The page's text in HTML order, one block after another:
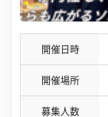
開催日時
開催場所
募集人数